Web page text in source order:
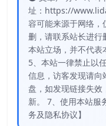
址：https://
容可能来源于网络，
删，请联系站长进行
本站立场，并不代表
5、本站一律禁止以
信息，访客发现请向
盘，如发现链接失
新。 7、使用本站服
务及隐私协议】